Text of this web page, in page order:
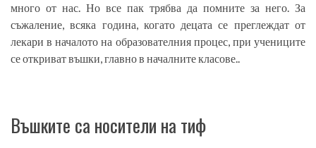
много от нас. Но все пак трябва да помните за него. За
съжаление, всяка година, когато децата се преглеждат от
лекари в началото на образователния процес, при учениците
се откриват въшки, главно в началните класове..
Въшките са носители на тиф